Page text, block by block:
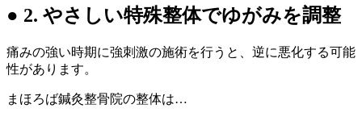
● 2. やさしい特殊整体でゆがみを調整
痛みの強い時期に強刺激の施術を行うと、逆に悪化する可能
性があります。
まほろば鍼灸整骨院の整体は…